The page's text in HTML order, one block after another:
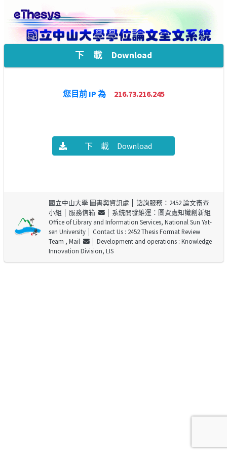
下 載 Download
您目前 IP 為 216.73.216.245
下 載 Download
國立中山大學 圖書與資訊處 │ 諮詢服務：2452 論文審查
小組 │ 服務信箱
│ 系統開發維運：圖資處知識創新組
Office of Library and Information Services, National Sun Yat-
sen University│ Contact Us : 2452 Thesis Format Review
Team , Mail
│ Development and operations : Knowledge
Innovation Division, LIS